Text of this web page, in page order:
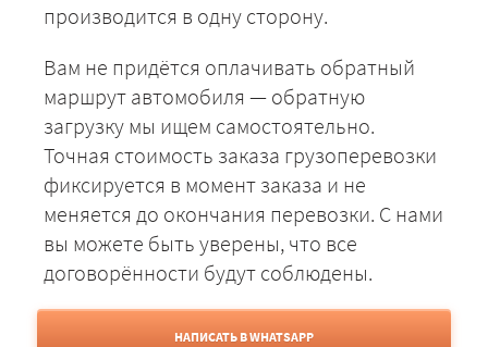
производится в одну сторону.
Вам не придётся оплачивать обратный
маршрут автомобиля — обратную
загрузку мы ищем самостоятельно.
Точная стоимость заказа грузоперевозки
фиксируется в момент заказа и не
меняется до окончания перевозки. С нами
вы можете быть уверены, что все
договорённости будут соблюдены.
НАПИСАТЬ В WHATSAPP